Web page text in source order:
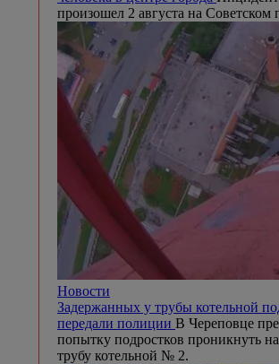
произошел 2 августа на Советском
Новости
Задержанных у трубы котельной
передали полиции В Череповце
попытку подростков проникнуть
трубу котельной № 2.